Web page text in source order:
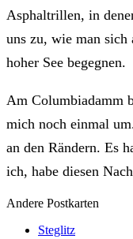
Asphaltrillen, in
uns zu, wie man
hoher See begegnen.
Am Columbiadamm
mich noch einmal
an den Rändern. Es
ich, habe diesen
Andere Postkarten
Steglitz